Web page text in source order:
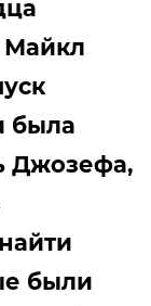
была
Джозефа,
были